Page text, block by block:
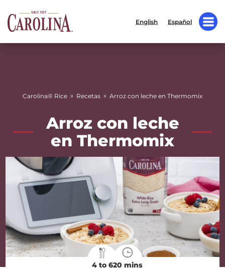
English Español
Carolina® Rice » Recetas » Arroz con leche en Thermomix
Arroz con leche
en Thermomix
4 to 620 mins